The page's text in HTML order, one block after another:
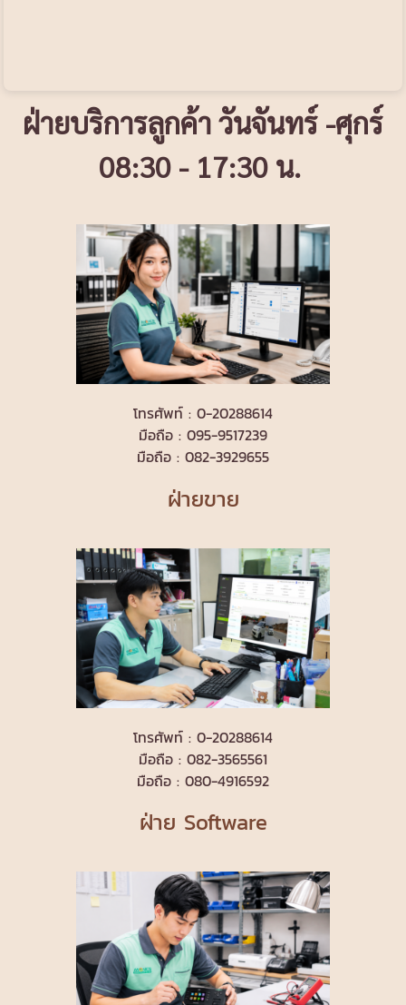
ฝ่ายบริการลูกค้า วันจันทร์ -ศุกร์
08:30 - 17:30 น.
โทรศัพท์ : 0-20288614
มือถือ : 095-9517239
มือถือ : 082-3929655
ฝ่ายขาย
โทรศัพท์ : 0-20288614
มือถือ : 082-3565561
มือถือ : 080-4916592
ฝ่าย Software